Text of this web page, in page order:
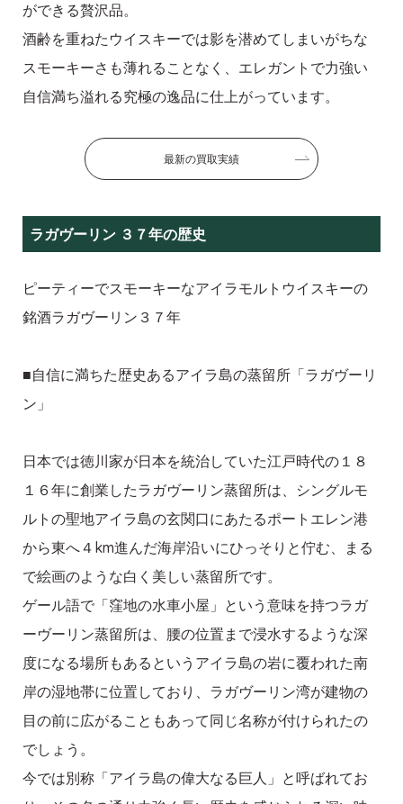
ができる贅沢品。
酒齢を重ねたウイスキーでは影を潜めてしまいがちな
スモーキーさも薄れることなく、エレガントで力強い
自信満ち溢れる究極の逸品に仕上がっています。
最新の買取実績
ラガヴーリン ３７年の歴史
ピーティーでスモーキーなアイラモルトウイスキーの
銘酒ラガヴーリン３７年
■自信に満ちた歴史あるアイラ島の蒸留所「ラガヴーリ
ン」
日本では徳川家が日本を統治していた江戸時代の１８
１６年に創業したラガヴーリン蒸留所は、シングルモ
ルトの聖地アイラ島の玄関口にあたるポートエレン港
から東へ４km進んだ海岸沿いにひっそりと佇む、まる
で絵画のような白く美しい蒸留所です。
ゲール語で「窪地の水車小屋」という意味を持つラガ
ーヴーリン蒸留所は、腰の位置まで浸水するような深
度になる場所もあるというアイラ島の岩に覆われた南
岸の湿地帯に位置しており、ラガヴーリン湾が建物の
目の前に広がることもあって同じ名称が付けられたの
でしょう。
今では別称「アイラ島の偉大なる巨人」と呼ばれてお